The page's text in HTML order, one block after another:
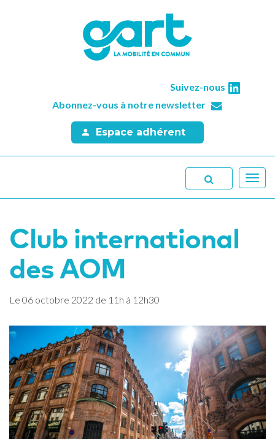
Suivez-nous
Abonnez-vous à notre newsletter
Espace adhérent
Club international
des AOM
Le 06 octobre 2022 de 11h à 12h30